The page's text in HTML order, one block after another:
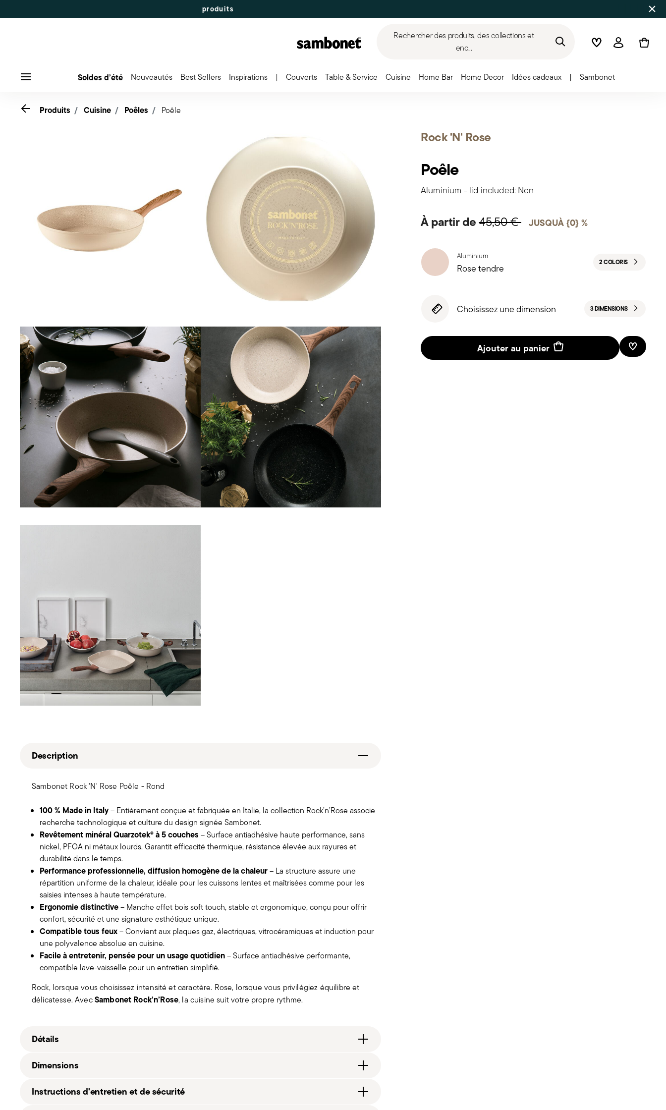
Jusqu'à 50% de réduction sur
Rechercher des produits, des collections et
enc...
WishlistConnexion
Soldes d’été Nouveautés Best Sellers Inspirations | Couverts Table & Service Cuisine Home Bar Home Decor Idées cadeaux | Sambonet
Rock 'N' Rose
Poêle
Aluminium - lid included: Non
À partir de45,50 € JUSQUÀ {0} %
Aluminium
Rose tendre 2 COLORIS
Choisissez une dimension 3 DIMENSIONS
Ajouter au panier Liste de
Go back
Produits Cuisine Poêles Poêle
Description
Sambonet Rock 'N' Rose Poêle - Rond
100 % Made in Italy– Entièrement conçue et fabriquée en Italie, la collection Rock’n’Rose associe
recherche technologique et culture du design signée Sambonet.
Revêtement minéral Quarzotek® à 5 couches – Surface antiadhésive haute performance, sans
nickel, PFOA ni métaux lourds. Garantit efficacité thermique, résistance élevée aux rayures et
durabilité dans le temps.
Performance professionnelle, diffusion homogène de la chaleur– La structure assure une
répartition uniforme de la chaleur, idéale pour les cuissons lentes et maîtrisées comme pour les
saisies intenses à haute température.
Ergonomie distinctive– Manche effet bois soft touch, stable et ergonomique, conçu pour offrir
confort, sécurité et une signature esthétique unique.
Compatible tous feux– Convient aux plaques gaz, électriques, vitrocéramiques et induction pour
une polyvalence absolue en cuisine.
Facile à entretenir, pensée pour un usage quotidien– Surface antiadhésive performante,
compatible lave-vaisselle pour un entretien simplifié.
Rock, lorsque vous choisissez intensité et caractère. Rose, lorsque vous privilégiez équilibre et
délicatesse. AvecSambonet Rock’n’Rose, la cuisine suit votre propre rythme.
Détails
soft_rose
Dimensions
Instructions d'entretien et de sécurité